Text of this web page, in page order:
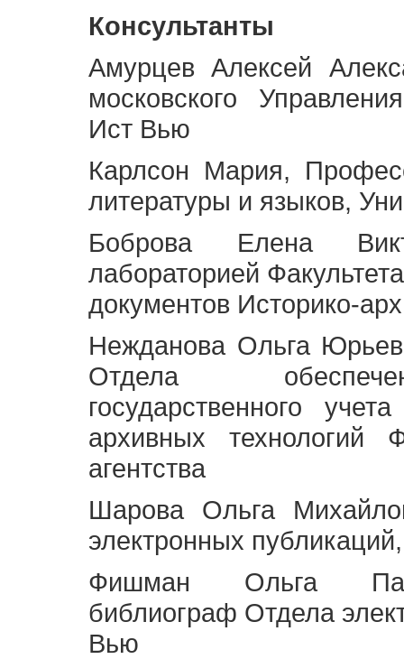
Консультанты
Амурцев Алексей
московского
Ист Вью
Карлсон Мария,
литературы и языков,
Боброва Елена
лабораторией
документов Историко-
Нежданова Ольга
Отдела
государственного
архивных технологий
агентства
Шарова Ольга
электронных
Фишман Ольга
библиограф Отдела
Вью